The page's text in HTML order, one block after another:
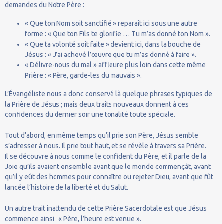
demandes du Notre Père :
« Que ton Nom soit sanctifié » reparaît ici sous une autre
forme : « Que ton Fils te glorifie … Tu m’as donné ton Nom ».
« Que ta volonté soit faite » devient ici, dans la bouche de
Jésus : « J’ai achevé l’œuvre que tu m’as donné à faire ».
« Délivre-nous du mal » affleure plus loin dans cette même
Prière : « Père, garde-les du mauvais ».
L’Évangéliste nous a donc conservé là quelque phrases typiques de
la Prière de Jésus ; mais deux traits nouveaux donnent à ces
confidences du dernier soir une tonalité toute spéciale.
Tout d’abord, en même temps qu’il prie son Père, Jésus semble
s’adresser à nous. Il prie tout haut, et se révèle à travers sa Prière.
Il se découvre à nous comme le confident du Père, et il parle de la
Joie qu’ils avaient ensemble avant que le monde commençât, avant
qu’il y eût des hommes pour connaître ou rejeter Dieu, avant que fût
lancée l’histoire de la liberté et du Salut.
Un autre trait inattendu de cette Prière Sacerdotale est que Jésus
commence ainsi : « Père, l’heure est venue ».